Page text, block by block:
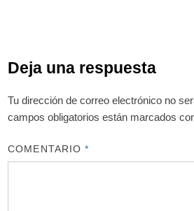
Deja una respuesta
Tu dirección de correo electrónico no
campos obligatorios están marcados
COMENTARIO*